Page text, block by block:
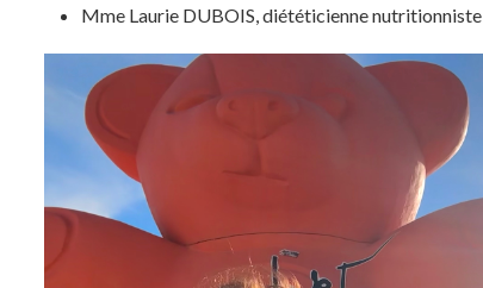
Mme Laurie DUBOIS, diététicienne nutritionniste